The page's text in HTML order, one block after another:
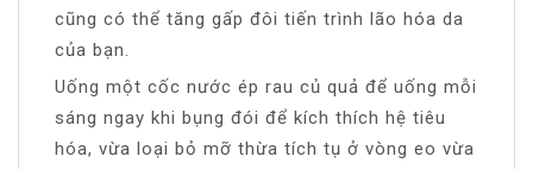
cũng có thể tăng gấp đôi tiến trình lão hóa da
của bạn.
Uống một cốc nước ép rau củ quả để uống mỗi
sáng ngay khi bụng đói để kích thích hệ tiêu
hóa, vừa loại bỏ mỡ thừa tích tụ ở vòng eo vừa